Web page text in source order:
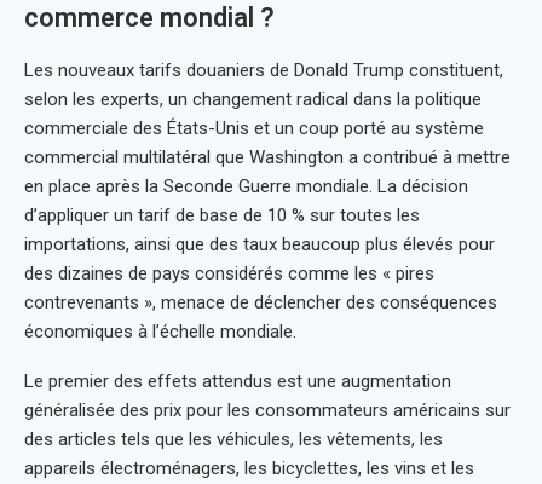
commerce mondial ?
Les nouveaux tarifs douaniers de Donald Trump constituent,
selon les experts, un changement radical dans la politique
commerciale des États-Unis et un coup porté au système
commercial multilatéral que Washington a contribué à mettre
en place après la Seconde Guerre mondiale. La décision
d’appliquer un tarif de base de 10 % sur toutes les
importations, ainsi que des taux beaucoup plus élevés pour
des dizaines de pays considérés comme les « pires
contrevenants », menace de déclencher des conséquences
économiques à l’échelle mondiale.
Le premier des effets attendus est une augmentation
généralisée des prix pour les consommateurs américains sur
des articles tels que les véhicules, les vêtements, les
appareils électroménagers, les bicyclettes, les vins et les